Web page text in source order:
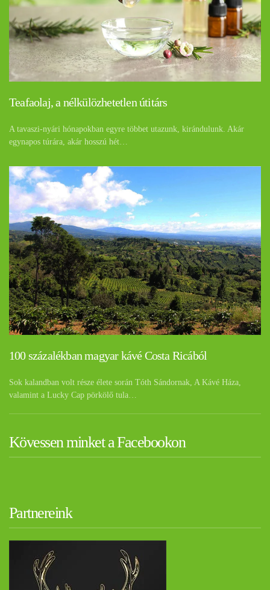
Teafaolaj, a nélkülözhetetlen útitárs
A tavaszi-nyári hónapokban egyre többet utazunk, kirándulunk. Akár
egynapos túrára, akár hosszú hét…
100 százalékban magyar kávé Costa Ricából
Sok kalandban volt része élete során Tóth Sándornak, A Kávé Háza,
valamint a Lucky Cap pörkölő tula…
Kövessen minket a Facebookon
Partnereink